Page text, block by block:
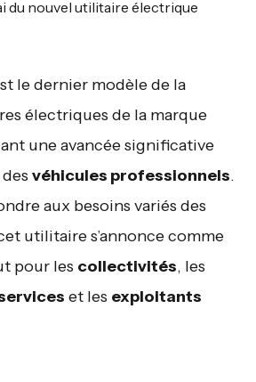
le dernier modèle de la
électriques de la marque
une avancée significative
véhicules professionnels.
aux besoins variés des
utilitaire s’annonce comme
pour les collectivités, les
et les exploitants